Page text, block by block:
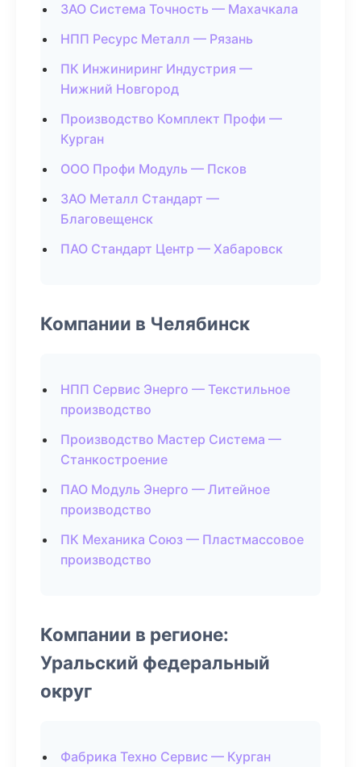
ЗАО Система Точность — Махачкала
НПП Ресурс Металл — Рязань
ПК Инжиниринг Индустрия —
Нижний Новгород
Производство Комплект Профи —
Курган
ООО Профи Модуль — Псков
ЗАО Металл Стандарт —
Благовещенск
ПАО Стандарт Центр — Хабаровск
Компании в Челябинск
НПП Сервис Энерго — Текстильное
производство
Производство Мастер Система —
Станкостроение
ПАО Модуль Энерго — Литейное
производство
ПК Механика Союз — Пластмассовое
производство
Компании в регионе:
Уральский федеральный
округ
Фабрика Техно Сервис — Курган